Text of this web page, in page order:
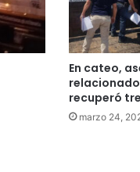
En cateo,
recuperó
marzo 24,